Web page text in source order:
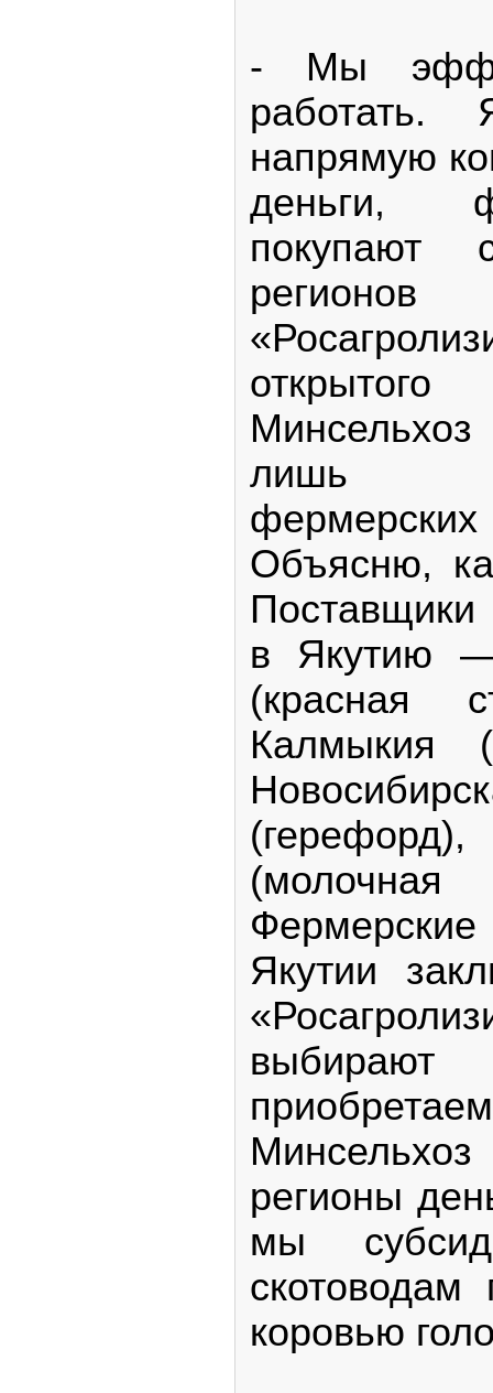
- Мы
напрямую
деньги,
покупают
лишь
Объясню,
Поставщики
в Якутию —
(красная
Калмыкия
Якутии
регионы
мы
коровью